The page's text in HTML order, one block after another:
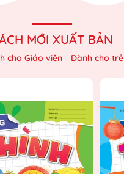
MỚI XUẤT BẢN
cho Giáo viên Dành cho trẻ